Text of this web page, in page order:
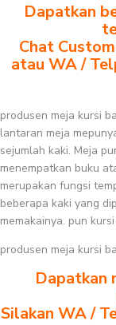
Dapatkan
Chat
atau WA /
produsen meja kursi
lantaran meja
sejumlah kaki. Meja
menempatkan buku
merupakan fungsi
beberapa kaki yang
memakainya. pun
produsen meja kursi
Dapatkan
Silakan WA /